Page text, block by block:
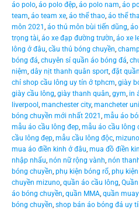
áo polo, áo polo đệp, áo polo nam, áo
team, áo team xe, áo thể thao, áo thể
môn 2021 , áo thủ môn bùi tiến dũng,
trọng tài, áo xe đạp đường trườn, áo xe
lông ở đâu, cầu thủ bóng chuyền,
bóng đá, chuyên sỉ quần áo bóng đá,
niệm, dây nịt thanh quân sport, đặt
chỉ shop cầu lông uy tín ở tphcm, giày
giày cầu lông, giày thanh quân, gym, in
liverpool , manchester city, mancheter
bóng chuyền mới nhất 2021 , mẫu áo
mẫu áo cầu lông đep, mẫu áo cầu lông
cầu lông đẹp, mẫu cầu lông độc, mizuno
mua áo điền kinh ở đâu, mua đồ điền
nhập nhẩu, nón nữ rộng vành, nón
bóng chuyền, phụ kiện bóng rổ, phụ
chuyền mizuno, quần áo cầu lông,
áo bóng chuyền, quần MMA, quần
bóng chuyền, shop bán áo bóng đá uy